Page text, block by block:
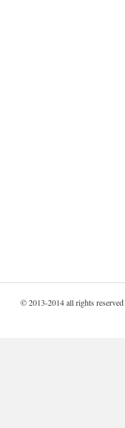
© 2013-2014 all rights reserved